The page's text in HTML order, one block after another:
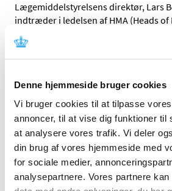
Denne hjemmeside bruger cookies
Vi bruger cookies til at tilpasse
annoncer, til at vise dig funktioner til
at analysere vores trafik. Vi deler
din brug af vores hjemmeside med
for sociale medier,
analysepartnere. Vores partnere
Lægemiddelstyrelsens direktør, Lars
indtræder i ledelsen af HMA (Heads of
Deltag i webinar del 2 om EU-
|9. maj 2023|
Få en bedre forståelse af regler og
forordningen for medicinsk udstyr og
Covid-19-vacciners sikkerhed
fortløbende
|3. maj 2023|